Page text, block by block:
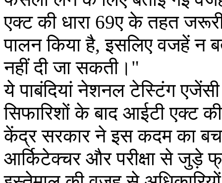
एक्ट की धारा 69ए के तहत
पालन किया है, इसलिए वजहें न
नहीं दी जा सकती।"
ये पाबंदियां नेशनल टेस्टिंग
सिफारिशों के बाद आईटी एक्ट
केंद्र सरकार ने इस कदम का
आर्किटेक्चर और परीक्षा से जुड़े